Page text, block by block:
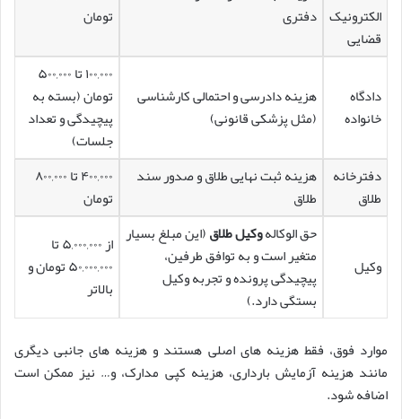
الکترونیک
قضایی
دفتری
تومان
دادگاه
خانواده
هزینه دادرسی و احتمالی کارشناسی
(مثل پزشکی قانونی)
۱۰۰,۰۰۰ تا ۵۰۰,۰۰۰
تومان (بسته به
پیچیدگی و تعداد
جلسات)
دفترخانه
طلاق
هزینه ثبت نهایی طلاق و صدور سند
طلاق
۴۰۰,۰۰۰ تا ۸۰۰,۰۰۰
تومان
وکیل
حق الوکالهوکیل طلاق(این مبلغ بسیار
متغیر است و به توافق طرفین،
پیچیدگی پرونده و تجربه وکیل
بستگی دارد.)
از ۵,۰۰۰,۰۰۰ تا
۵۰,۰۰۰,۰۰۰ تومان و
بالاتر
موارد فوق، فقط هزینه های اصلی هستند و هزینه های جانبی دیگری
مانند هزینه آزمایش بارداری، هزینه کپی مدارک، و… نیز ممکن است
اضافه شود.